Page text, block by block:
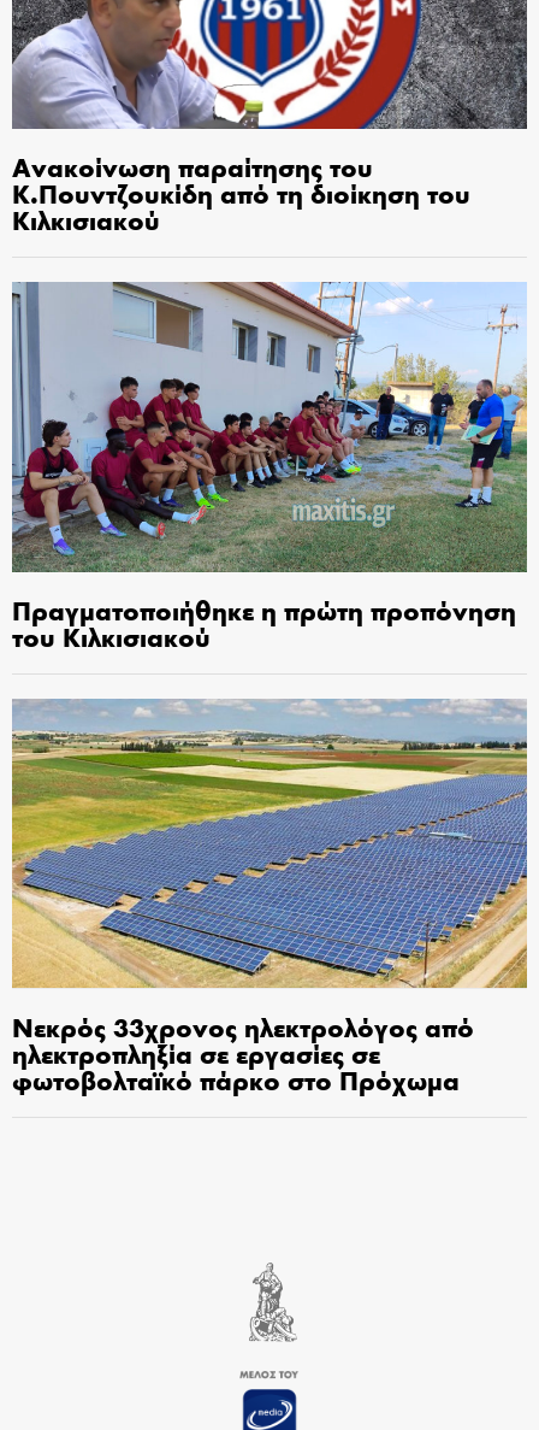
Ανακοίνωση παραίτησης του
Κ.Πουντζουκίδη από τη διοίκηση του
Κιλκισιακού
Πραγματοποιήθηκε η πρώτη προπόνηση
του Κιλκισιακού
Νεκρός 33χρονος ηλεκτρολόγος από
ηλεκτροπληξία σε εργασίες σε
φωτοβολταϊκό πάρκο στο Πρόχωμα